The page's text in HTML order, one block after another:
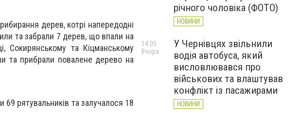
дерев, котрі напередодні
та забрали 7 дерев, що впали на
Сокирянському та Кіцманському
та прибрали повалене дерево на
69 рятувальників та залучалося 18
річного чоловіка (ФОТО)
НОВИНИ
У Чернівцях звільнили
водія автобуса, який
висловлювався про
військових та влаштував
конфлікт із пасажирами
НОВИНИ
14:05
Вчора